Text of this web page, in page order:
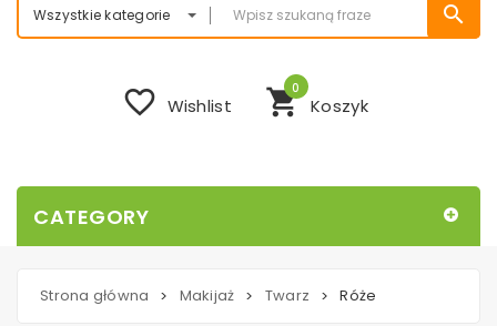
Wszystkie kategorie search
shopping_cart Koszyk
0
favorite_border Wishlist
CATEGORY
Strona główna > Makijaż > Twarz > Róże